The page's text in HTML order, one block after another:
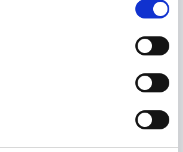
til nye højder
muligt at behandle data lokalt,
muligt at løse udfordringer som
privatliv. ”Vi vil gerne være
tror vi, vi kan blive, for vi har
har givet os mulighed for at